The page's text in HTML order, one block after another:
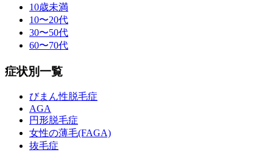
10歳未満
10〜20代
30〜50代
60〜70代
症状別一覧
びまん性脱毛症
AGA
円形脱毛症
女性の薄毛(FAGA)
抜毛症